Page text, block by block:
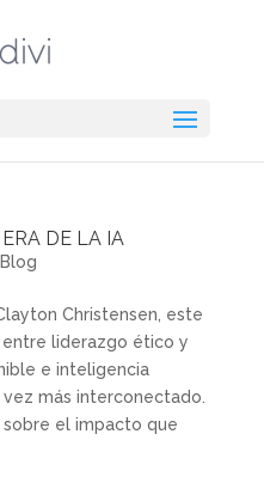
DE LA IA
Blog
Christensen, este
liderazgo ético y
e inteligencia
más interconectado.
sobre el impacto que